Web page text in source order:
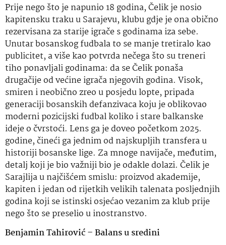
Prije nego što je napunio 18 godina, Čelik je nosio
kapitensku traku u Sarajevu, klubu gdje je ona obično
rezervisana za starije igrače s godinama iza sebe.
Unutar bosanskog fudbala to se manje tretiralo kao
publicitet, a više kao potvrda nečega što su treneri
tiho ponavljali godinama: da se Čelik ponaša
drugačije od većine igrača njegovih godina. Visok,
smiren i neobično zreo u posjedu lopte, pripada
generaciji bosanskih defanzivaca koju je oblikovao
moderni pozicijski fudbal koliko i stare balkanske
ideje o čvrstoći. Lens ga je doveo početkom 2025.
godine, čineći ga jednim od najskupljih transfera u
historiji bosanske lige. Za mnoge navijače, međutim,
detalj koji je bio važniji bio je odakle dolazi. Čelik je
Sarajlija u najčišćem smislu: proizvod akademije,
kapiten i jedan od rijetkih velikih talenata posljednjih
godina koji se istinski osjećao vezanim za klub prije
nego što se preselio u inostranstvo.
Benjamin Tahirović – Balans u sredini